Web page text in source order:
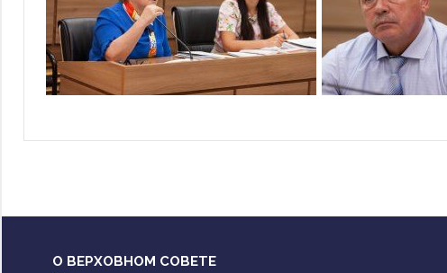
О ВЕРХОВНОМ СОВЕТЕ